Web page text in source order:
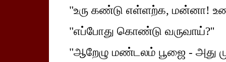
"உரு கண்டு எள்ளற்க, மன்னா!
"எப்போது கொண்டு வருவாய்?''
"ஆறேழு மண்டலம் பூஜை - அது